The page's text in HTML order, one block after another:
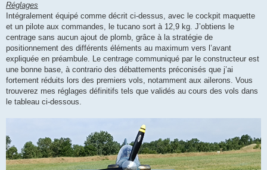
Réglages
Intégralement équipé comme décrit ci-dessus, avec le cockpit maquette
et un pilote aux commandes, le tucano sort à 12,9 kg. J’obtiens le
centrage sans aucun ajout de plomb, grâce à la stratégie de
positionnement des différents éléments au maximum vers l’avant
expliquée en préambule. Le centrage communiqué par le constructeur est
une bonne base, à contrario des débattements préconisés que j’ai
fortement réduits lors des premiers vols, notamment aux ailerons. Vous
trouverez mes réglages définitifs tels que validés au cours des vols dans
le tableau ci-dessous.